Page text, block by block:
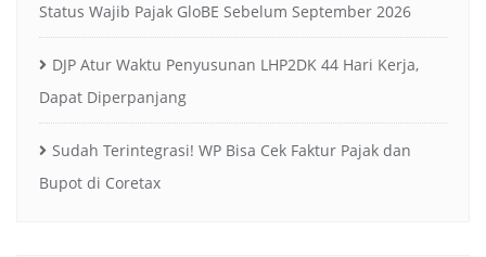
Status Wajib Pajak GloBE Sebelum September 2026
DJP Atur Waktu Penyusunan LHP2DK 44 Hari Kerja,
Dapat Diperpanjang
Sudah Terintegrasi! WP Bisa Cek Faktur Pajak dan
Bupot di Coretax